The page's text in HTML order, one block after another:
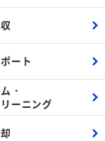
ート
・
ーニング